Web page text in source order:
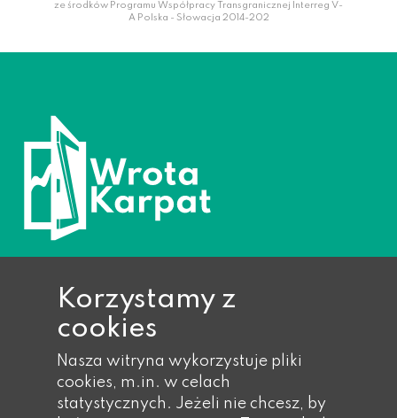
ze środków Programu Współpracy Transgranicznej Interreg V-
A Polska - Słowacja 2014-202
Ropa 733, 38-312 Ropa
Telefon: 018 353 40 14,
018 353 40 17,
Korzystamy z
cookies
Nasza witryna wykorzystuje pliki
cookies, m.in. w celach
statystycznych. Jeżeli nie chcesz, by